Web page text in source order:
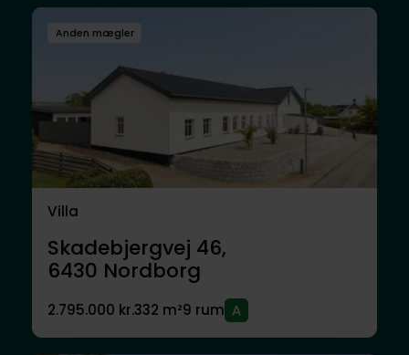
Anden mægler
Villa
Skadebjergvej 46,
6430 Nordborg
2.795.000 kr.332 m²9 rum